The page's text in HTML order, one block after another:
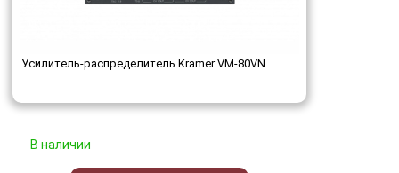
Усилитель-распределитель Kramer VM-80VN
В наличии